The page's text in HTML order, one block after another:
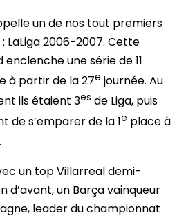
un de nos tout premiers
LaLiga 2006-2007. Cette
une série de 11
à partir de la 27e journée. Au
ils étaient 3es de Liga, puis
de s’emparer de la 1e place à
un top Villarreal demi-
d’avant, un Barça vainqueur
leader du championnat